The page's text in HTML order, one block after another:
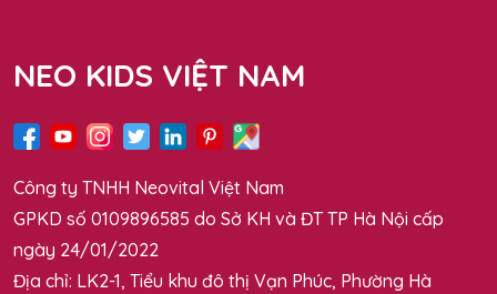
NEO KIDS VIỆT NAM
Công ty TNHH Neovital Việt Nam
GPKD số 0109896585 do Sở KH và ĐT TP Hà Nội cấp
ngày 24/01/2022
Địa chỉ: LK2-1, Tiểu khu đô thị Vạn Phúc, Phường Hà